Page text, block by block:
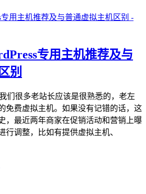
专用主机推荐及与
别
们很多老站长应该是很熟悉的，老左
免费虚拟主机。如果没有记错的话，这
，最近两年商家在促销活动和营销上曝
行调整，比如有提供虚拟主机、